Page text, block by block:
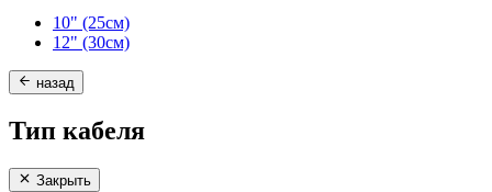
10" (25см)
12" (30см)
назад
Тип кабеля
Закрыть